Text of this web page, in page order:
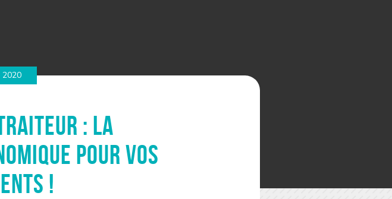
2020
Traiteur : la
pour vos
!